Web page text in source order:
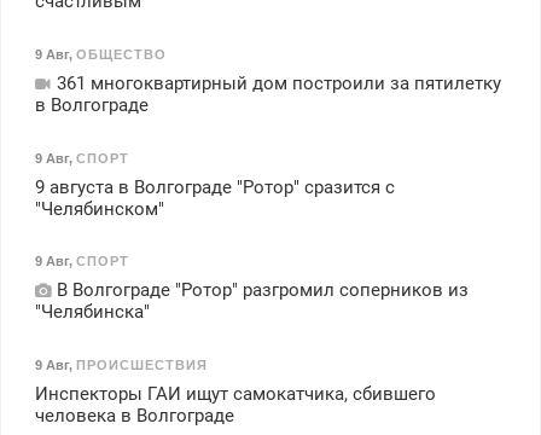
9 Авг, ОБЩЕСТВО
361 многоквартирный дом построили за пятилетку
в Волгограде
9 Авг, СПОРТ
9 августа в Волгограде "Ротор" сразится с
"Челябинском"
9 Авг, СПОРТ
В Волгограде "Ротор" разгромил соперников из
"Челябинска"
9 Авг, ПРОИСШЕСТВИЯ
Инспекторы ГАИ ищут самокатчика, сбившего
человека в Волгограде